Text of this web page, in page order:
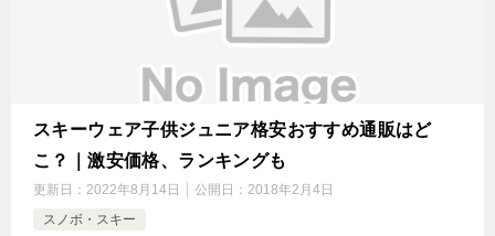
スキーウェア子供ジュニア格安おすすめ通販はど
こ？｜激安価格、ランキングも
更新日： 2022年8月14日 公開日： 2018年2月4日
スノボ・スキー